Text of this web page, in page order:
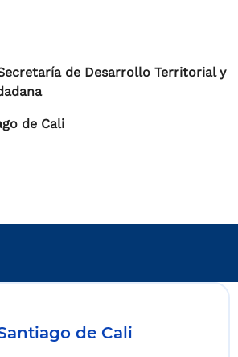
de Desarrollo Territorial y
de Cali
de Cali